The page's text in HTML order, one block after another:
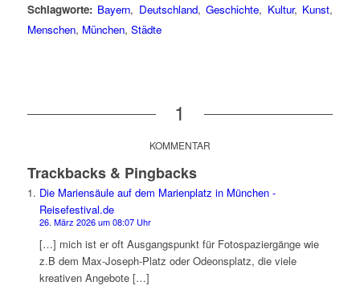
Schlagworte: Bayern, Deutschland,Geschichte, Kultur, Kunst,
Menschen, München, Städte
1
KOMMENTAR
Trackbacks & Pingbacks
Die Mariensäule auf dem Marienplatz in München -
Reisefestival.de
26. März 2026 um 08:07 Uhr
[…] mich ist er oft Ausgangspunkt für Fotospaziergänge wie
z.B dem Max-Joseph-Platz oder Odeonsplatz, die viele
kreativen Angebote […]